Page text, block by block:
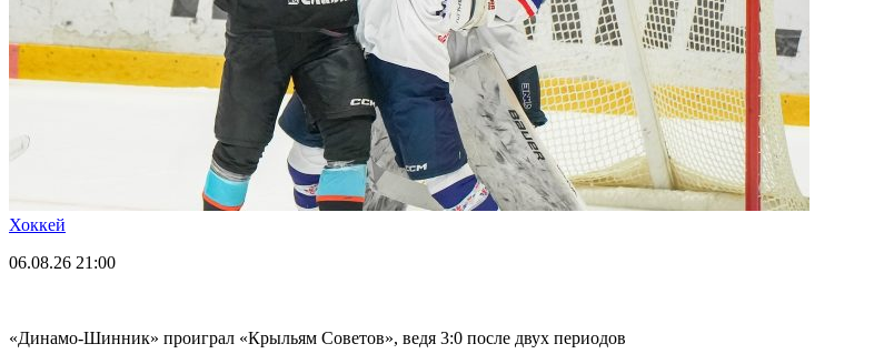
Хоккей
06.08.26 21:00
«Динамо-Шинник» проиграл «Крыльям Советов», ведя 3:0 после двух периодов